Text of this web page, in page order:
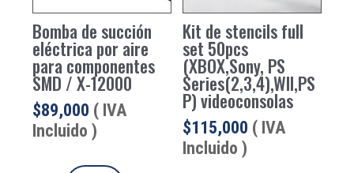
Bomba de succión
eléctrica por aire
para componentes
SMD / X-12000
$89,000 ( IVA
Incluido )
Kit de stencils full
set 50pcs
(XBOX,Sony, PS
Series(2,3,4),WII,PS
P) videoconsolas
$115,000 ( IVA
Incluido )